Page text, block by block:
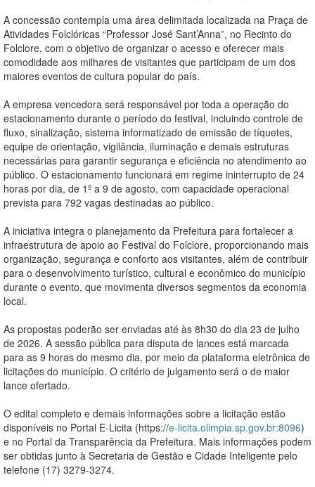
A concessão contempla uma área delimitada localizada na Praça de
Atividades Folclóricas “Professor José Sant’Anna”, no Recinto do
Folclore, com o objetivo de organizar o acesso e oferecer mais
comodidade aos milhares de visitantes que participam de um dos
maiores eventos de cultura popular do país.
A empresa vencedora será responsável por toda a operação do
estacionamento durante o período do festival, incluindo controle de
fluxo, sinalização, sistema informatizado de emissão de tíquetes,
equipe de orientação, vigilância, iluminação e demais estruturas
necessárias para garantir segurança e eficiência no atendimento ao
público. O estacionamento funcionará em regime ininterrupto de 24
horas por dia, de 1º a 9 de agosto, com capacidade operacional
prevista para 792 vagas destinadas ao público.
A iniciativa integra o planejamento da Prefeitura para fortalecer a
infraestrutura de apoio ao Festival do Folclore, proporcionando mais
organização, segurança e conforto aos visitantes, além de contribuir
para o desenvolvimento turístico, cultural e econômico do município
durante o evento, que movimenta diversos segmentos da economia
local.
As propostas poderão ser enviadas até às 8h30 do dia 23 de julho
de 2026. A sessão pública para disputa de lances está marcada
para as 9 horas do mesmo dia, por meio da plataforma eletrônica de
licitações do município. O critério de julgamento será o de maior
lance ofertado.
O edital completo e demais informações sobre a licitação estão
disponíveis no Portal E-Licita (https://e-licita.olimpia.sp.gov.br:8096)
e no Portal da Transparência da Prefeitura. Mais informações podem
ser obtidas junto à Secretaria de Gestão e Cidade Inteligente pelo
telefone (17) 3279-3274.